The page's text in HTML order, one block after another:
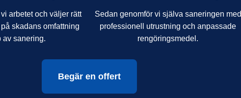
arbetet och väljer rätt
skadans omfattning
av sanering.
Sedan genomför vi själva saneringen med
professionell utrustning och anpassade
rengöringsmedel.
Begär en offert